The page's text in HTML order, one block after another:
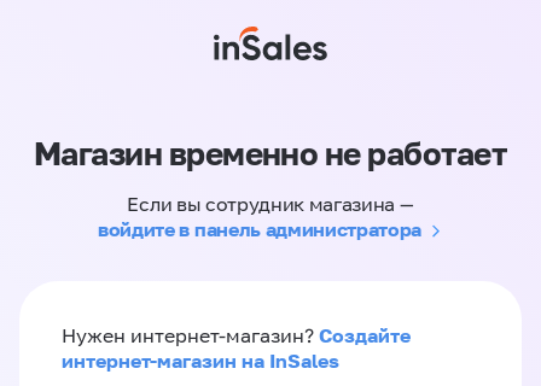
Магазин временно не работает
Если вы сотрудник магазина —
войдите в панель администратора
Нужен интернет-магазин? Создайте
интернет-магазин на InSales